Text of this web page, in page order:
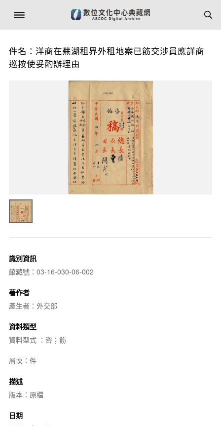
件名：洋商在蕪湖租界外租地案已飭交涉員應詳商
巡按使妥酌辦理由
識別資訊
館藏號：03-16-030-06-002
著作者
產生者：外交部
資料類型
資料型式 ：咨；飭
層次：件
描述
版本：原檔
日期